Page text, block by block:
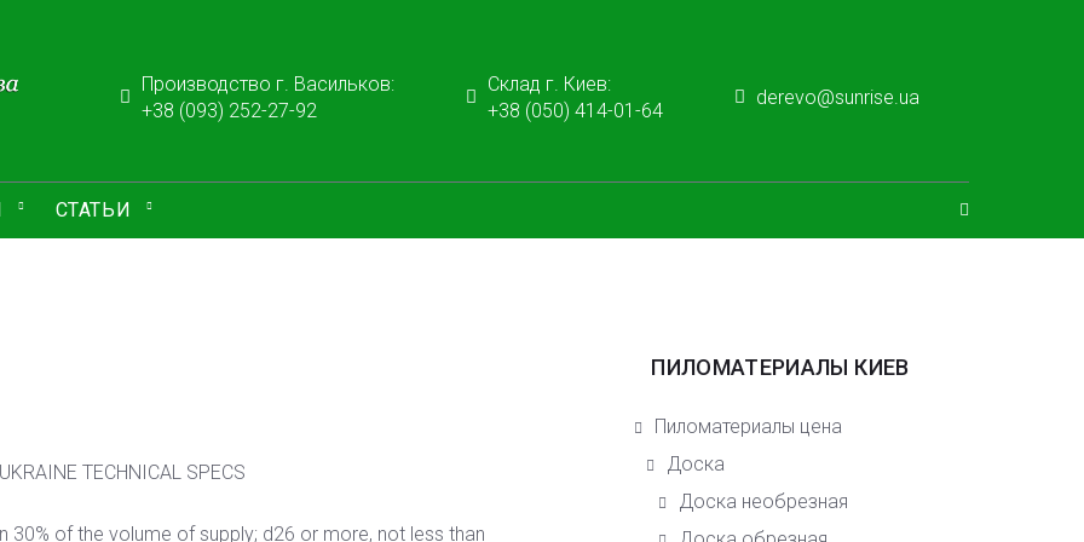
Производство г. Васильков:
+38 (093) 252-27-92
Склад г. Киев:
+38 (050) 414-01-64
derevo@sunrise.ua
СТАТЬИ
TECHNICAL SPECS
30% of the volume of supply; d26 or more, not less than
ПИЛОМАТЕРИАЛЫ КИЕВ
Пиломатериалы цена
Доска
Доска необрезная